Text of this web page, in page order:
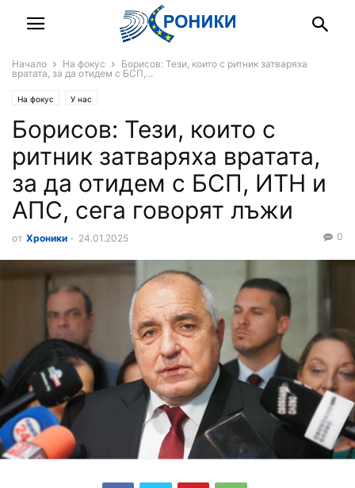
Начало На фокус
Борисов: Тези, които с ритник затваряха
вратата, за да отидем с БСП,...
На фокус У нас
Борисов: Тези, които с
ритник затваряха вратата,
за да отидем с БСП, ИТН и
АПС, сега говорят лъжи
от Хроники - 24.01.2025 0